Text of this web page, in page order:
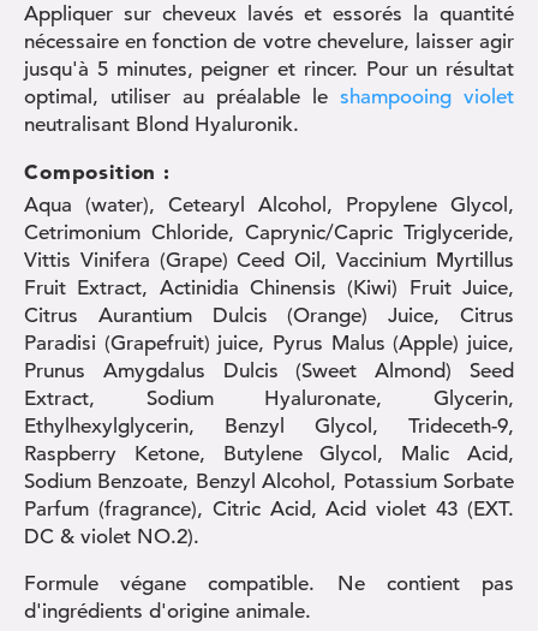
Appliquer sur cheveux lavés et essorés la quantité
nécessaire en fonction de votre chevelure, laisser agir
jusqu'à 5 minutes, peigner et rincer. Pour un résultat
optimal, utiliser au préalable le shampooing violet
neutralisant Blond Hyaluronik.
Composition :
Aqua (water), Cetearyl Alcohol, Propylene Glycol,
Cetrimonium Chloride, Caprynic/Capric Triglyceride,
Vittis Vinifera (Grape) Ceed Oil, Vaccinium Myrtillus
Fruit Extract, Actinidia Chinensis (Kiwi) Fruit Juice,
Citrus Aurantium Dulcis (Orange) Juice, Citrus
Paradisi (Grapefruit) juice, Pyrus Malus (Apple) juice,
Prunus Amygdalus Dulcis (Sweet Almond) Seed
Extract, Sodium Hyaluronate, Glycerin,
Ethylhexylglycerin, Benzyl Glycol, Trideceth-9,
Raspberry Ketone, Butylene Glycol, Malic Acid,
Sodium Benzoate, Benzyl Alcohol, Potassium Sorbate
Parfum (fragrance), Citric Acid, Acid violet 43 (EXT.
DC & violet NO.2).
Formule végane compatible. Ne contient pas
d'ingrédients d'origine animale.